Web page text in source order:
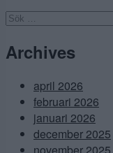
Sök
Archives
april 2026
februari 2026
januari 2026
december 2025